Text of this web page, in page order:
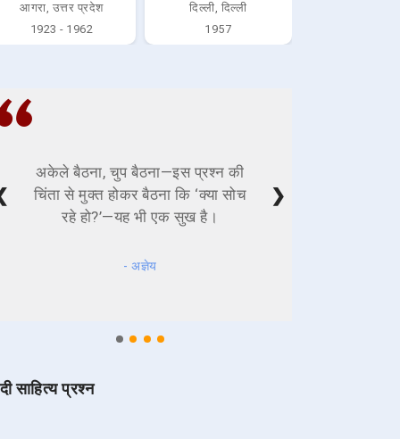
आगरा, उत्तर प्रदेश
1923 - 1962
दिल्ली, दिल्ली
1957
अकेले बैठना, चुप बैठना—इस प्रश्न की
चिंता से मुक्त होकर बैठना कि ‘क्या सोच
रहे हो?’—यह भी एक सुख है।
- अज्ञेय
❯
साहित्य प्रश्न